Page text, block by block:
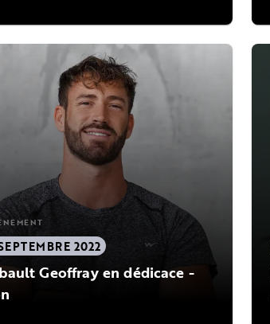
2022
Geoffray en dédicace -